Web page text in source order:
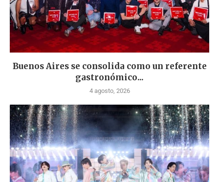
Buenos Aires se consolida como un referente
gastronómico...
4 agosto, 2026